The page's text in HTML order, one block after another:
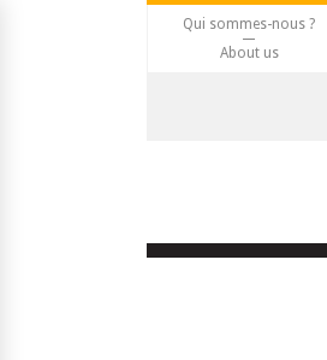
Qui sommes-nous ?
About us